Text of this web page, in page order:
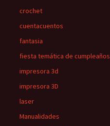
crochet
cuentacuentos
fantasia
fiesta temática de cumpleaños
impresora 3d
impresora 3D
laser
Manualidades